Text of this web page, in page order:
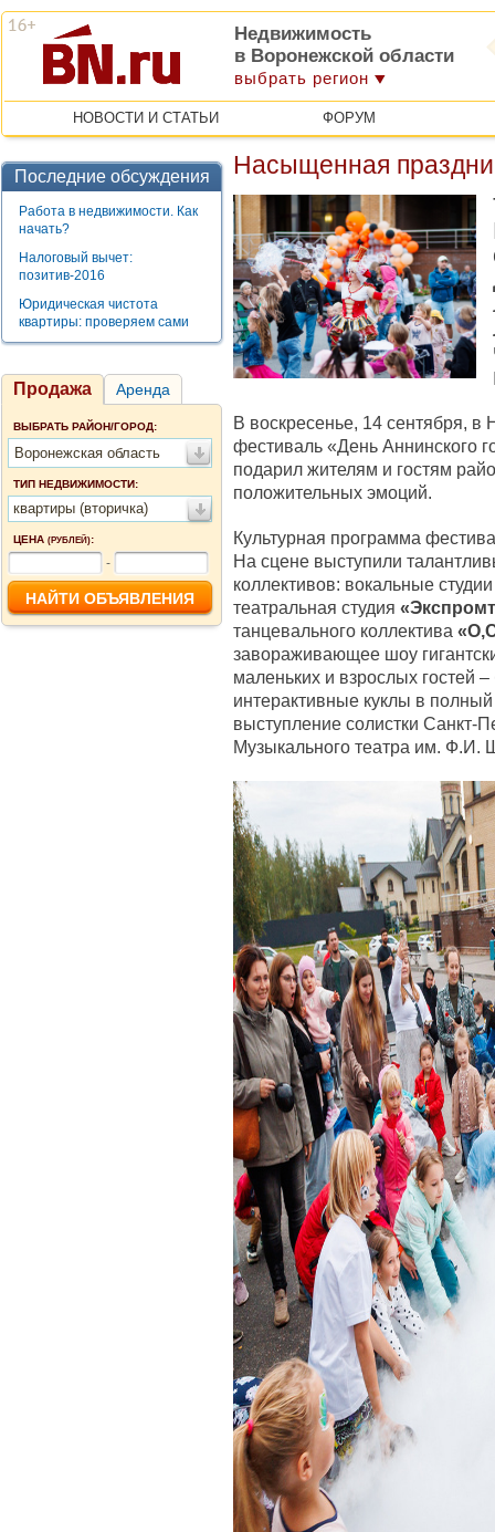
Недвижимость
в Воронежской области
выбрать регион
НОВОСТИ И СТАТЬИ ФОРУМ
Последние обсуждения
Работа в недвижимости. Как
начать?
Налоговый вычет:
позитив-2016
Юридическая чистота
квартиры: проверяем сами
Продажа Аренда
ВЫБРАТЬ РАЙОН/ГОРОД:
Воронежская область
ТИП НЕДВИЖИМОСТИ:
квартиры (вторичка)
ЦЕНА (РУБЛЕЙ):
-
Насыщенная
В воскресенье, 14 сентября,
фестиваль «День Аннинского
подарил жителям и гостям
положительных эмоций.
Культурная программа
На сцене выступили
коллективов: вокальные
театральная студия
танцевального коллектива
завораживающее шоу
маленьких и взрослых гостей
интерактивные куклы в
выступление солистки Санкт-
Музыкального театра им. Ф.И.